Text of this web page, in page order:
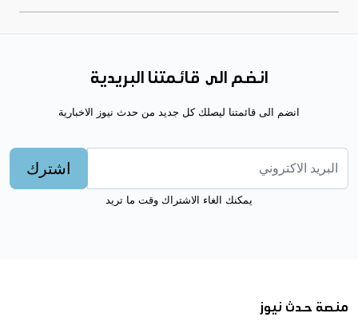
انضم الى قائمتنا البريدية
انضم الى قائمتنا ليصلك كل جديد من حدث نيوز الاخبارية
اشترك
يمكنك الغاء الاشتراك وقت ما تريد
منصة حدث نيوز